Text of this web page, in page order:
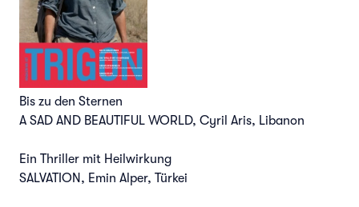
Bis zu den Sternen
A SAD AND BEAUTIFUL WORLD, Cyril Aris, Libanon
Ein Thriller mit Heilwirkung
SALVATION, Emin Alper, Türkei